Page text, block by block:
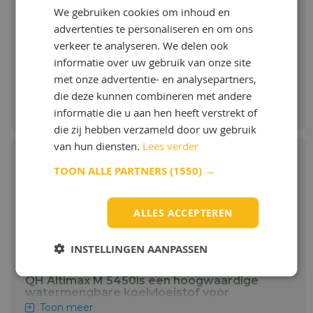
onderdompeling of spuiten.
Meer info
Vanaf:
€ 8,55 / L
Bestellen & Meer info
stabiele emulsie
QH Altimax M 5450Voorheen Houghton
QH Altimax M 5450is een hoogwaardige
watermengbare koelvloeistof voor
algemene verspaning staal- en aluminium
Toon meer
We gebruiken cookies om inhoud en
advertenties te personaliseren en om ons
verkeer te analyseren. We delen ook
informatie over uw gebruik van onze site
met onze advertentie- en analysepartners,
die deze kunnen combineren met andere
informatie die u aan hen heeft verstrekt of
die zij hebben verzameld door uw gebruik
van hun diensten. Lees verder
TOON ALLE PARTNERS(1550) →
ALLES ACCEPTEREN
INSTELLINGEN AANPASSEN